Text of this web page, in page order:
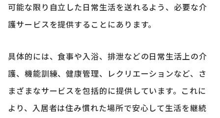
可能な限り自立した日常生活を送れるよう、必要な介
護サービスを提供することにあります。
具体的には、食事や入浴、排泄などの日常生活上の介
護、機能訓練、健康管理、レクリエーションなど、さ
まざまなサービスを包括的に提供しています。これに
より、入居者は住み慣れた場所で安心して生活を継続